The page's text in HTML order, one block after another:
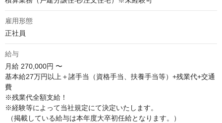
雇用形態
正社員
給与
月給 270,000円 〜
基本給27万円以上＋諸手当（資格手当、扶養手当等）+残業代+交通
費
※残業代全額支給！
※経験等によって当社規定にて決定いたします。
（掲載している給与は本年度大卒初任給となります。）